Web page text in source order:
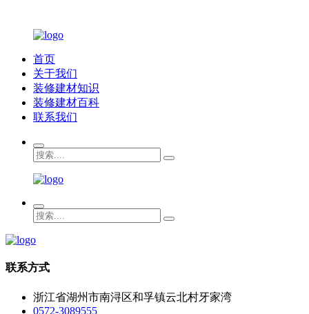
首页
关于我们
装修建材知识
装修建材百科
联系我们
联系方式
浙江省湖州市南浔区和孚镇云北村牙家湾
0572-3089555